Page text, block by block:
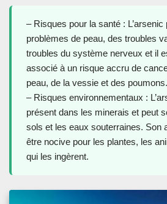
– Risques pour la santé :
problèmes de peau, des troubles
troubles du système nerveux et il
associé à un risque accru de
peau, de la vessie et des poumons.
– Risques environnementaux :
présent dans les minerais et peut
sols et les eaux souterraines. Son
être nocive pour les plantes, les
qui les ingèrent.